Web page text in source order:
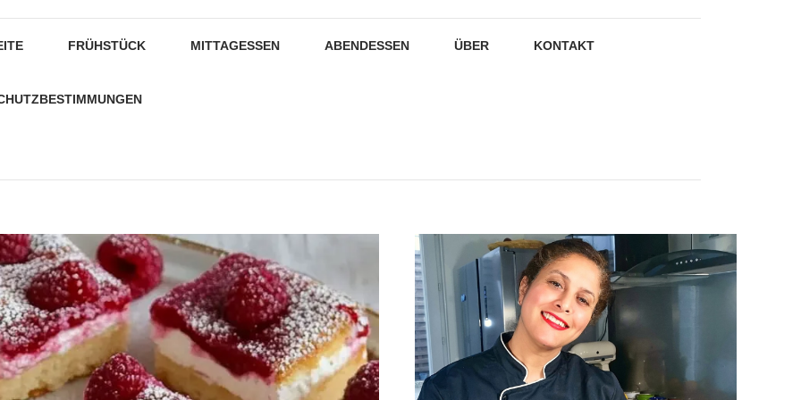
FRÜHSTÜCK MITTAGESSEN ABENDESSEN ÜBER KONTAKT